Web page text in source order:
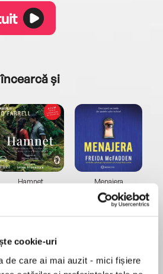
cookie-uri
de care ai mai auzit - mici fișiere
și
Hamnet Menajera